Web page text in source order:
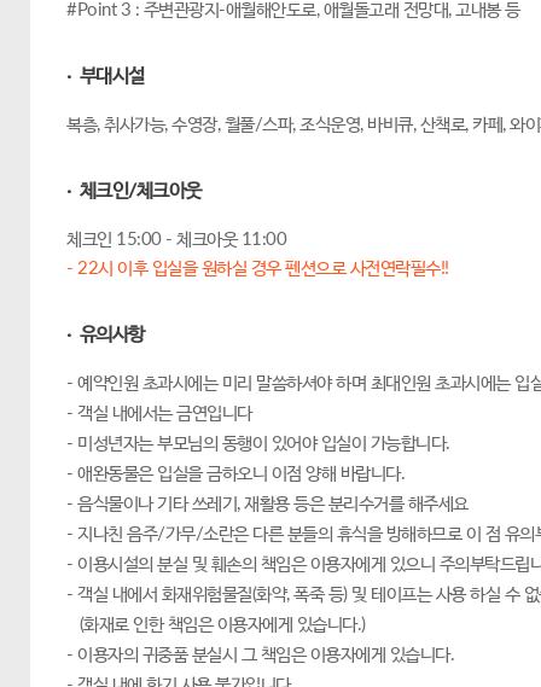
#Point 3 : 주변관광지-애월해안도로, 애월돌고래 전망대, 고내봉 등
· 부대시설
복층, 취사가능, 수영장, 월풀/스파, 조식운영, 바비큐, 산책로, 카페, 와
· 체크인/체크아웃
체크인 15:00 - 체크아웃 11:00
- 22시 이후 입실을 원하실 경우 펜션으로 사전연락필수!!
· 유의사항
- 예약인원 초과시에는 미리 말씀하셔야 하며 최대인원 초과시에는 입
- 객실 내에서는 금연입니다
- 미성년자는 부모님의 동행이 있어야 입실이 가능합니다.
- 애완동물은 입실을 금하오니 이점 양해 바랍니다.
- 음식물이나 기타 쓰레기, 재활용 등은 분리수거를 해주세요
- 지나친 음주/가무/소란은 다른 분들의 휴식을 방해하므로 이 점 유의
- 이용시설의 분실 및 훼손의 책임은 이용자에게 있으니 주의부탁드립
- 객실 내에서 화재위험물질(화약, 폭죽 등) 및 테이프는 사용 하실 수
(화재로 인한 책임은 이용자에게 있습니다.)
- 이용자의 귀중품 분실시 그 책임은 이용자에게 있습니다.